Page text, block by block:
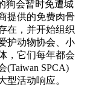
狗会暂时免遭城
提供的免费肉骨
在，并开始组织
护动物协会、小
，它们每年都会
(Taiwan SPCA)
型活动响应。